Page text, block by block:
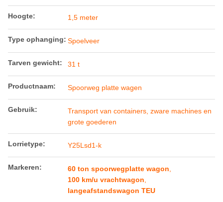
Hoogte: 1,5 meter
Type ophanging: Spoelveer
Tarven gewicht: 31 t
Productnaam: Spoorweg platte wagen
Gebruik:
Transport van containers, zware machines en
grote goederen
Lorrietype: Y25Lsd1-k
Markeren: 60 ton spoorwegplatte wagon
100 km/u vrachtwagon
langeafstandswagon TEU